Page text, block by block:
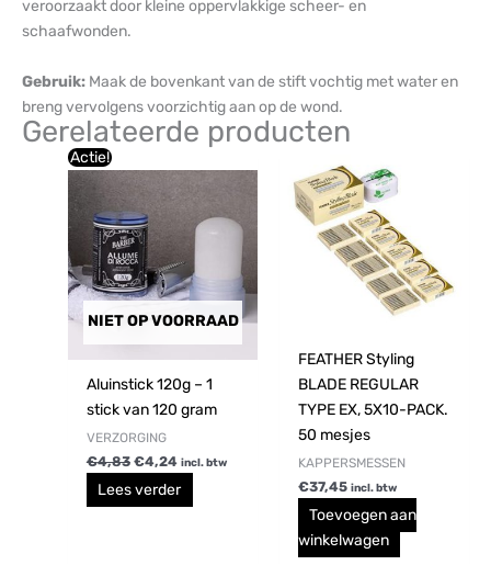
veroorzaakt door kleine oppervlakkige scheer- en
schaafwonden.
Gebruik: Maak de bovenkant van de stift vochtig met water en
breng vervolgens voorzichtig aan op de wond.
Gerelateerde producten
Actie!
NIET OP VOORRAAD
Aluinstick 120g – 1
stick van 120 gram
VERZORGING
€4,83
Oorspronkelijke
prijs
was:
€4,83.
€4,24
Huidige
prijs
€4,24.
incl. btw
Lees verder
FEATHER Styling
BLADE REGULAR
TYPE EX, 5X10-PACK.
50 mesjes
KAPPERSMESSEN
€37,45 incl. btw
Toevoegen aan
winkelwagen